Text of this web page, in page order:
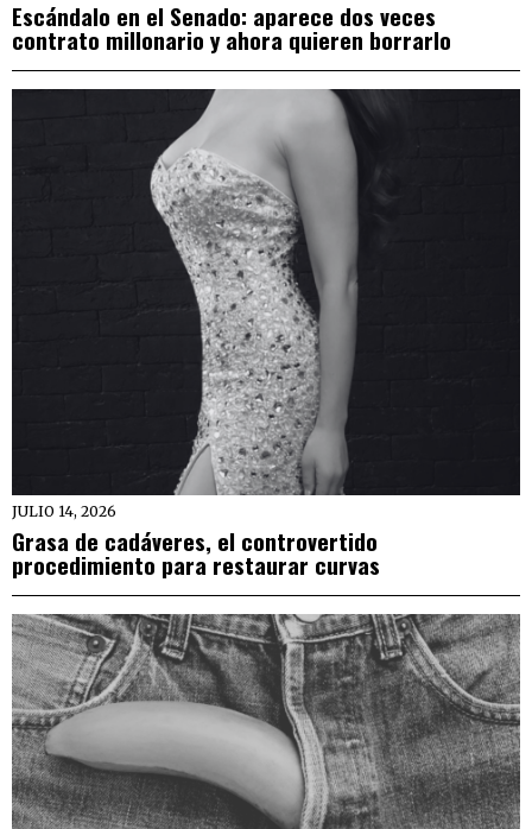
Escándalo en el Senado: aparece dos veces
contrato millonario y ahora quieren borrarlo
JULIO 14, 2026
Grasa de cadáveres, el controvertido
procedimiento para restaurar curvas